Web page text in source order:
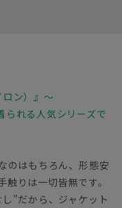
ン）』～
られる人気シリーズで
のはもちろん、形態安
りは一切皆無です。
”だから、ジャケット